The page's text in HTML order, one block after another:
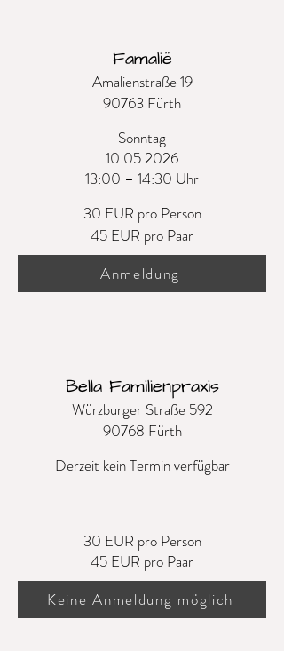
Famalië
Amalienstraße 19
90763 Fürth
Sonntag
10.05.2026
13:00 – 14:30 Uhr
30 EUR pro Person
45 EUR pro Paar
Anmeldung
Bella Familienpraxis
Würzburger Straße 592
90768 Fürth
Derzeit kein Termin verfügbar
30 EUR pro Person
45 EUR pro Paar
Keine Anmeldung möglich